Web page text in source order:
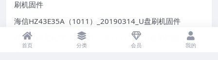
刷机固件
海信HZ43E35A（1011）_20190314_U盘刷机固件
强制升级主程序V8-0MT0708-LF1V165_U盘刷机固件
首页 分类 会员 我的